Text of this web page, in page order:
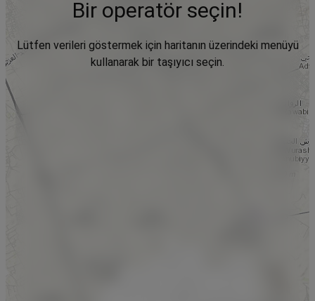
Bir operatör seçin!
Lütfen verileri göstermek için haritanın üzerindeki menüyü
kullanarak bir taşıyıcı seçin.